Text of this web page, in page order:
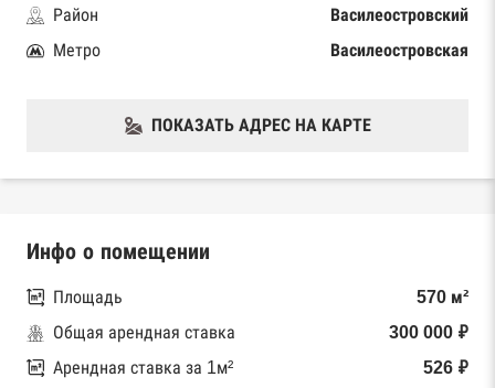
Район
Василеостровский
Метро
Василеостровская
ПОКАЗАТЬ АДРЕС НА КАРТЕ
Инфо о помещении
Площадь
570 м²
Общая арендная ставка
300 000 ₽
Арендная ставка за 1м²
526 ₽